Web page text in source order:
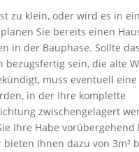
zu klein, oder wird es in
Sie bereits einen
in der Bauphase. Sollte
bezugsfertig sein, die alte
muss eventuell eine
in der Ihre komplette
zwischengelagert
Ihre Habe vorübergehend
bieten Ihnen dazu von 3m²